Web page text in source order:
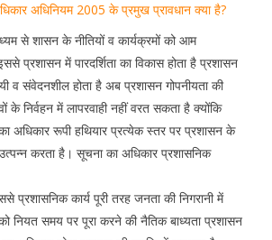
अधिनियम 2005 के प्रमुख प्रावधान क्या है?
से शासन के नीतियों व कार्यक्रमों को आम
प्रशासन में पारदर्शिता का विकास होता है प्रशासन
व संवेदनशील होता है अब प्रशासन गोपनीयता की
के निर्वहन में लापरवाही नहीं वरत सकता है क्योंकि
अधिकार रूपी हथियार प्रत्येक स्तर पर प्रशासन के
करता है। सूचना का अधिकार प्रशासनिक
प्रशासनिक कार्य पूरी तरह जनता की निगरानी में
नियत समय पर पूरा करने की नैतिक बाध्यता प्रशासन